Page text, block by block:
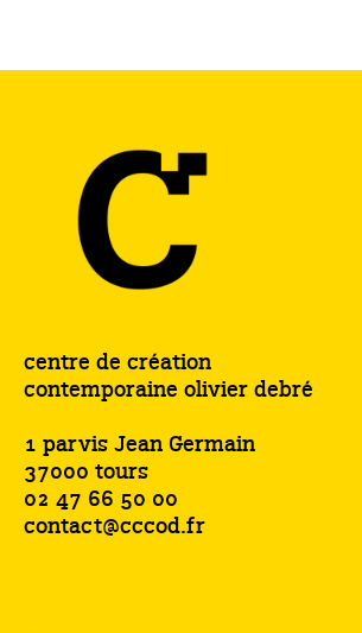
centre de création
contemporaine olivier debré
1 parvis Jean Germain
37000 tours
02 47 66 50 00
contact@cccod.fr